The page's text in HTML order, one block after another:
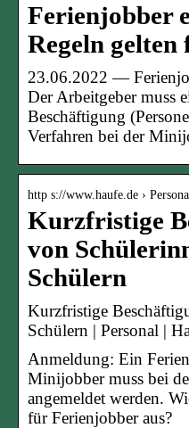
Ferienjobber
Regeln
23.06.2022 —
Der Arbeitgeber muss
Beschäftigung
Verfahren bei der
http s://www.haufe.de ›
Kurzfristige
von
Schülern
Kurzfristige
Schülern | Personal |
Anmeldung: Ein
Minijobber muss bei
angemeldet werden.
für Ferienjobber aus?